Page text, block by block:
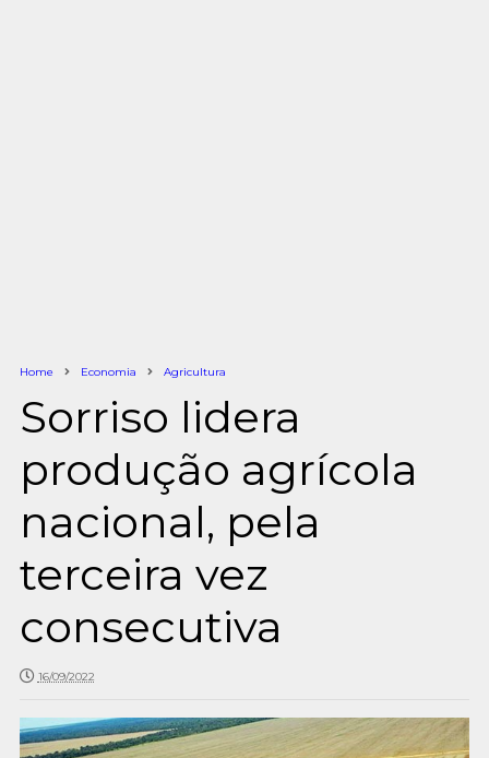
Home Economia Agricultura
Sorriso lidera
produção agrícola
nacional, pela
terceira vez
consecutiva
16/09/2022